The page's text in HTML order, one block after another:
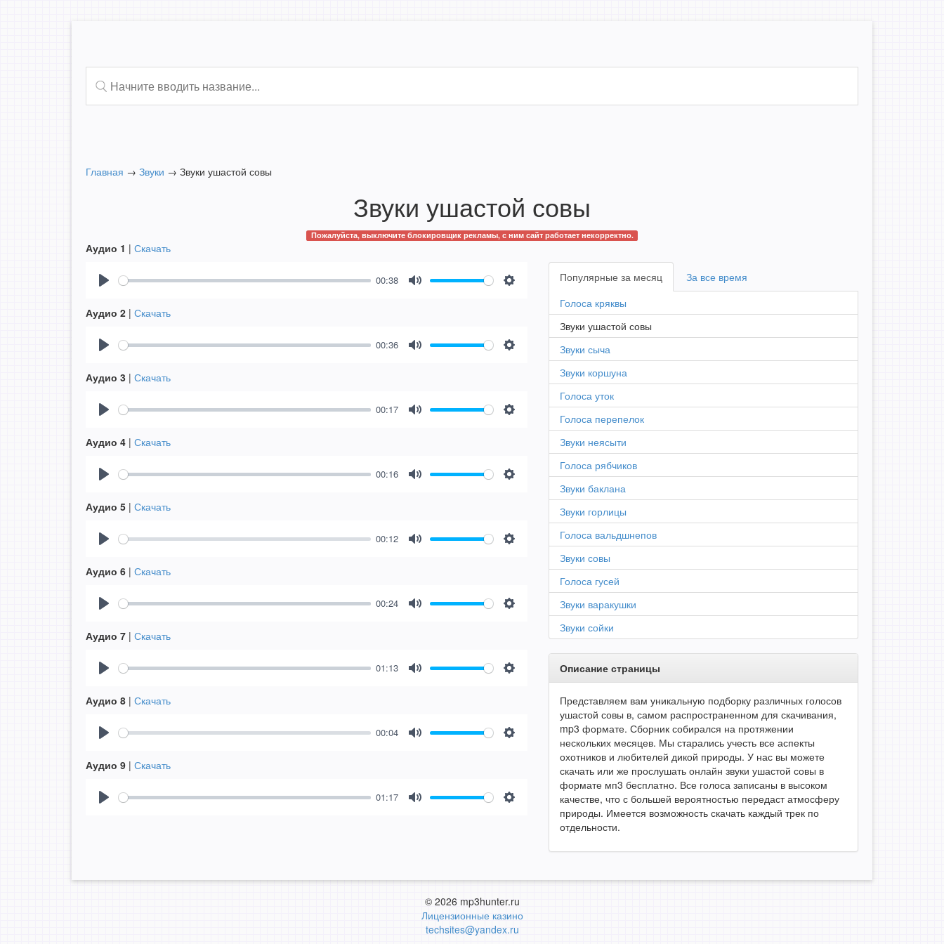
Главная → Звуки → Звуки ушастой совы
Звуки ушастой совы
Пожалуйста, выключите блокировщик рекламы, с ним сайт работает некорректно.
Аудио 1 | Скачать
00:38
Аудио 2 | Скачать
00:36
Аудио 3 | Скачать
00:17
Аудио 4 | Скачать
00:16
Аудио 5 | Скачать
00:12
Аудио 6 | Скачать
00:24
Аудио 7 | Скачать
01:13
Аудио 8 | Скачать
00:04
Аудио 9 | Скачать
01:17
Популярные за месяц
За все время
Голоса кряквы
Звуки ушастой совы
Звуки сыча
Звуки коршуна
Голоса уток
Голоса перепелок
Звуки неясыти
Голоса рябчиков
Звуки баклана
Звуки горлицы
Голоса вальдшнепов
Звуки совы
Голоса гусей
Звуки варакушки
Звуки сойки
Описание страницы
Представляем вам уникальную подборку различных голосов
ушастой совы в, самом распространенном для скачивания,
mp3 формате. Сборник собирался на протяжении
нескольких месяцев. Мы старались учесть все аспекты
охотников и любителей дикой природы. У нас вы можете
скачать или же прослушать онлайн звуки ушастой совы в
формате мп3 бесплатно. Все голоса записаны в высоком
качестве, что с большей вероятностью передаст атмосферу
природы. Имеется возможность скачать каждый трек по
отдельности.
© 2026 mp3hunter.ru
Лицензионные казино
techsites@yandex.ru